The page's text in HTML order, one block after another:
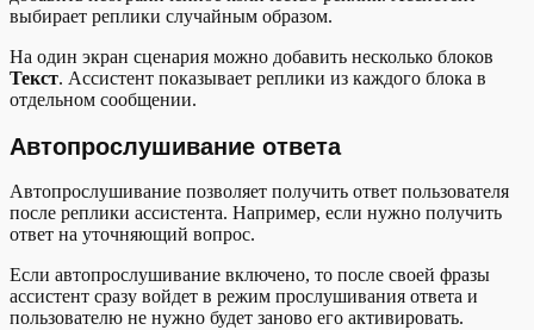
выбирает реплики случайным образом.
На один экран сценария можно добавить несколько блоков
Текст. Ассистент показывает реплики из каждого блока в
отдельном сообщении.
Автопрослушивание ответа
Автопрослушивание позволяет получить ответ пользователя
после реплики ассистента. Например, если нужно получить
ответ на уточняющий вопрос.
Если автопрослушивание включено, то после своей фразы
ассистент сразу войдет в режим прослушивания ответа и
пользователю не нужно будет заново его активировать.